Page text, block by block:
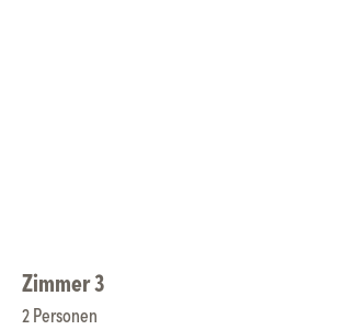
Zimmer 3
2 Personen